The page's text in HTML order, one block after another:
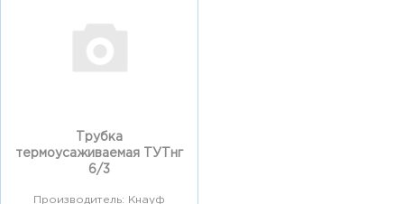
Трубка
термоусаживаемая ТУТнг
6/3
Производитель: Кнауф